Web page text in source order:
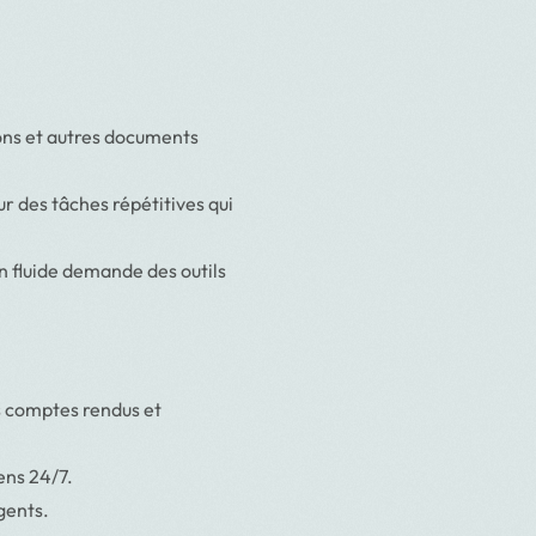
et autres documents
des tâches répétitives qui
fluide demande des outils
rendus et
24/7.